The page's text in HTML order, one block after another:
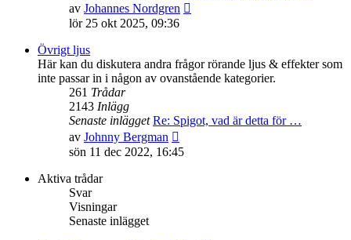
av Johannes Nordgren
inlägget
lör 25 okt 2025, 09:36
Övrigt ljus
Här kan du diskutera andra frågor rörande ljus & effekter som
inte passar in i någon av ovanstående kategorier.
261 Trådar
2143 Inlägg
Senaste inlägget Re: Spigot, vad är detta för …
av Johnny Bergman
till
sön 11 dec 2022, 16:45
Aktiva trådar
Svar
Visningar
Senaste inlägget